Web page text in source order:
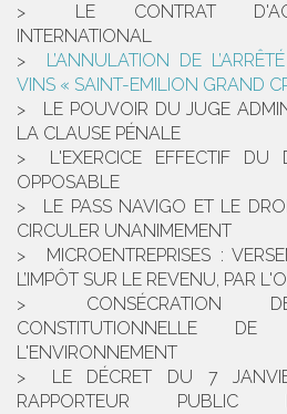
LE CONTRAT
INTERNATIONAL
L’ANNULATION DE
VINS « SAINT-EMILION GRAND
LE POUVOIR DU JUGE
LA CLAUSE PÉNALE
L'EXERCICE EFFECTIF
OPPOSABLE
LE PASS NAVIGO ET LE
CIRCULER UNANIMEMENT
MICROENTREPRISES :
L’IMPÔT SUR LE REVENU, PAR
CONSTITUTIONNELLE
L'ENVIRONNEMENT
LE DÉCRET DU 7
RAPPORTEUR PUBLIC